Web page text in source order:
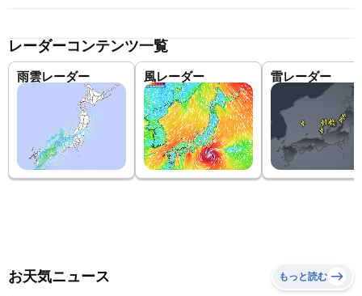
レーダーコンテンツ一覧
雨雲レーダー 風レーダー 雷レーダー
お天気ニュース もっと読む